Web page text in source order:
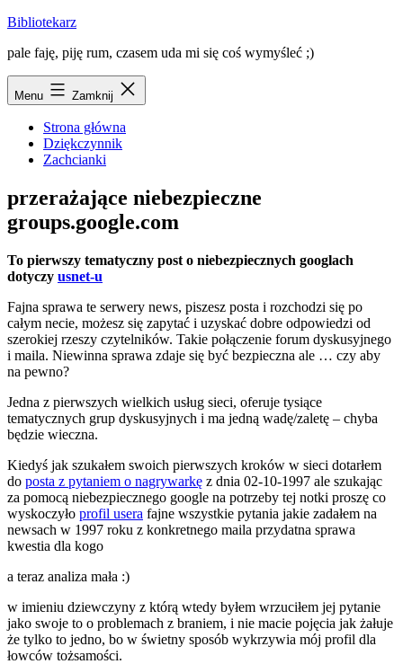
Przejdź
treści
Bibliotekarz
pale faję, piję rum, czasem uda mi się coś wymyśleć ;)
Menu Zamknij
Strona główna
Dziękczynnik
Zachcianki
przerażające niebezpieczne
groups.google.com
To pierwszy tematyczny post o niebezpiecznych googlach
dotyczy usnet-u
Fajna sprawa te serwery news, piszesz posta i rozchodzi się po
całym necie, możesz się zapytać i uzyskać dobre odpowiedzi od
szerokiej rzeszy czytelników. Takie połączenie forum dyskusyjnego
i maila. Niewinna sprawa zdaje się być bezpieczna ale … czy aby
na pewno?
Jedna z pierwszych wielkich usług sieci, oferuje tysiące
tematycznych grup dyskusyjnych i ma jedną wadę/zaletę – chyba
będzie wieczna.
Kiedyś jak szukałem swoich pierwszych kroków w sieci dotarłem
do posta z pytaniem o nagrywarkę z dnia 02-10-1997 ale szukając
za pomocą niebezpiecznego google na potrzeby tej notki proszę co
wyskoczyło profil usera fajne wszystkie pytania jakie zadałem na
newsach w 1997 roku z konkretnego maila przydatna sprawa
kwestia dla kogo
a teraz analiza mała :)
w imieniu dziewczyny z którą wtedy byłem wrzuciłem jej pytanie
jako swoje to o problemach z braniem, i nie macie pojęcia jak żałuje
że tylko to jedno, bo w świetny sposób wykrzywia mój profil dla
łowców tożsamości.